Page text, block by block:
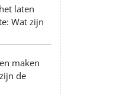
laten
Wat zijn
maken
de